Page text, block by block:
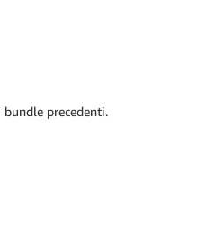
precedenti.